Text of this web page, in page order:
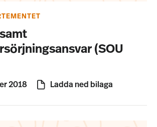
(SOU
2018 Ladda ned bilaga